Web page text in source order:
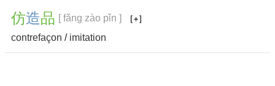
仿造品 [ fǎng zào pǐn ]
contrefaçon / imitation